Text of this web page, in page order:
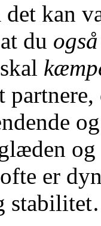
kan
du også
og
er